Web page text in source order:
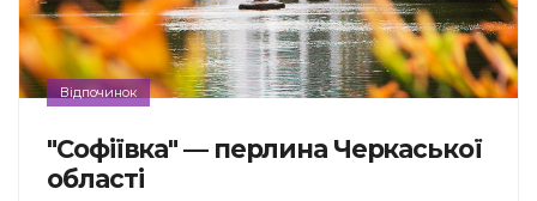
Відпочинок
"Софіївка" — перлина Черкаської
області